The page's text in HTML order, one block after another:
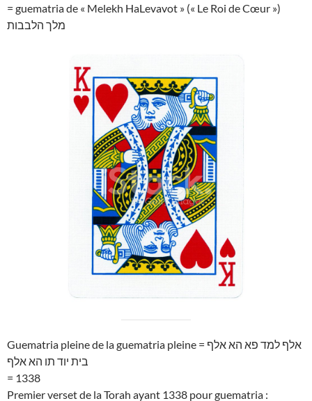
= guematria de « Melekh HaLevavot » (« Le Roi de Cœur »)
מלך הלבבות
Guematria pleine de la guematria pleine = אלף למד פא הא אלף
בית יוד תו הא אלף
= 1338
Premier verset de la Torah ayant 1338 pour guematria :